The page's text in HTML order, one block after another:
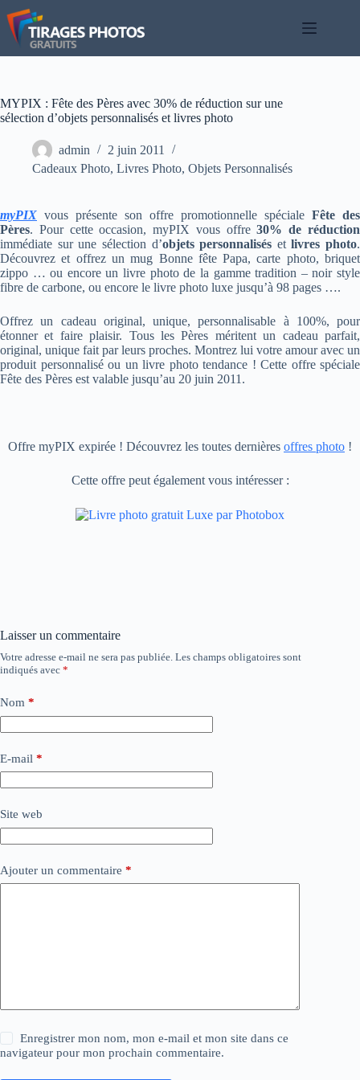
Passer
au
contenu
MYPIX : Fête des Pères avec 30% de réduction sur une
sélection d’objets personnalisés et livres photo
admin
2 juin 2011
Cadeaux Photo, Livres Photo, Objets Personnalisés
myPIX vous présente son offre promotionnelle spéciale Fête des
Pères. Pour cette occasion, myPIX vous offre30% de réduction
immédiate sur une sélection d’objets personnalisés etlivres photo.
Découvrez et offrez un mug Bonne fête Papa, carte photo, briquet
zippo … ou encore un livre photo de la gamme tradition – noir style
fibre de carbone, ou encore le livre photo luxe jusqu’à 98 pages ….
Offrez un cadeau original, unique, personnalisable à 100%, pour
étonner et faire plaisir. Tous les Pères méritent un cadeau parfait,
original, unique fait par leurs proches. Montrez lui votre amour avec un
produit personnalisé ou un livre photo tendance ! Cette offre spéciale
Fête des Pères est valable jusqu’au 20 juin 2011.
Offre myPIX expirée ! Découvrez les toutes dernières offres photo !
Cette offre peut également vous intéresser :
Laisser un commentaire
Votre adresse e-mail ne sera pas publiée. Les champs obligatoires sont
indiqués avec *
Nom *
E-mail *
Site web
Ajouter un commentaire *
Enregistrer mon nom, mon e-mail et mon site dans ce
navigateur pour mon prochain commentaire.